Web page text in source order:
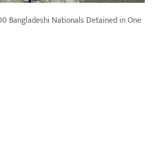
Bangladeshi Nationals Detained in One